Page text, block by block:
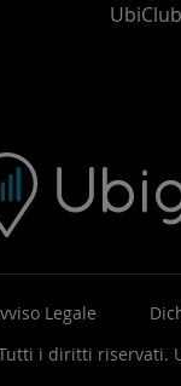
Legale
i diritti riservati.